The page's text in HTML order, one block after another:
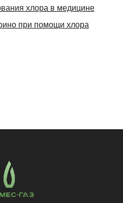
хлора в медицине
при помощи хлора